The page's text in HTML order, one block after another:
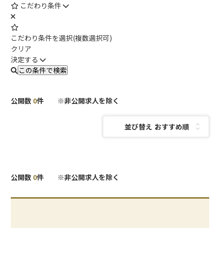
こだわり条件
こだわり条件を選択(複数選択可)
クリア
決定する
公開数 0件 ※非公開求人を除く
並び替え：
公開数 0件 ※非公開求人を除く